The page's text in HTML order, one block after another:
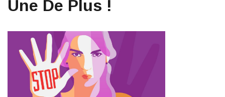
Une De Plus !